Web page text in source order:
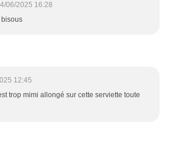
06/2025 16:28
bisous
12:45
trop mimi allongé sur cette serviette toute